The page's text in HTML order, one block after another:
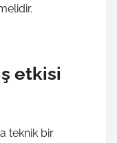
etkisi
teknik bir